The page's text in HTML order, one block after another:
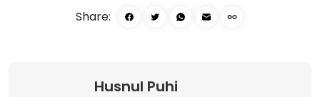
Share:
Husnul Puhi